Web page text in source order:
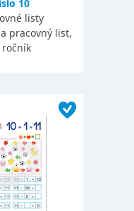
10
listy
pracovný list,
ročník